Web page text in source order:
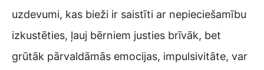
uzdevumi, kas bieži ir saistīti ar nepieciešamību
izkustēties, ļauj bērniem justies brīvāk, bet
grūtāk pārvaldāmās emocijas, impulsivitāte, var